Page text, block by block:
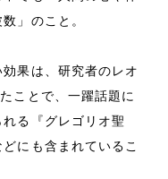
」のこと。
果は、研究者のレオ
ことで、一躍話題に
る『グレゴリオ聖
にも含まれているこ